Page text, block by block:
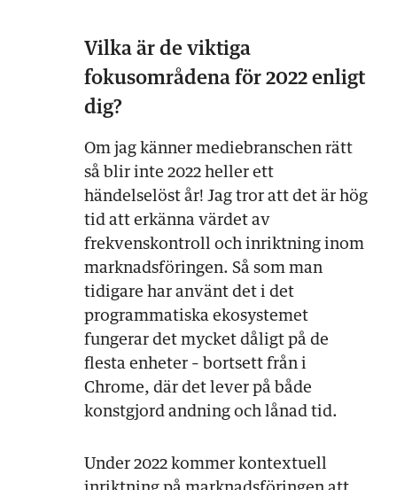
Vilka är de viktiga
fokusområdena för 2022 enligt
dig?
Om jag känner mediebranschen rätt
så blir inte 2022 heller ett
händelselöst år! Jag tror att det är hög
tid att erkänna värdet av
frekvenskontroll och inriktning inom
marknadsföringen. Så som man
tidigare har använt det i det
programmatiska ekosystemet
fungerar det mycket dåligt på de
flesta enheter – bortsett från i
Chrome, där det lever på både
konstgjord andning och lånad tid.
Under 2022 kommer kontextuell